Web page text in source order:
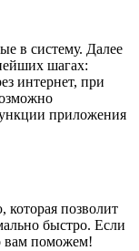
в систему. Далее
шагах:
интернет, при
приложения
позволит
быстро. Если
вам поможем!